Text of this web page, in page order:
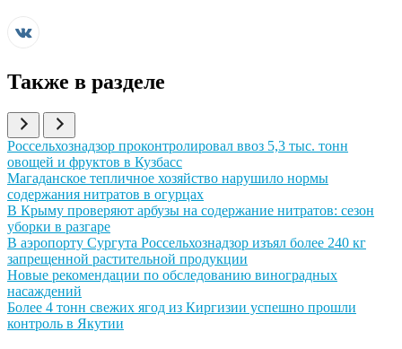
Также в разделе
Иллюстрация новости
Россельхознадзор проконтролировал ввоз 5,3 тыс. тонн
овощей и фруктов в Кузбасс
Иллюстрация новости
Магаданское тепличное хозяйство нарушило нормы
содержания нитратов в огурцах
Иллюстрация новости
В Крыму проверяют арбузы на содержание нитратов: сезон
уборки в разгаре
Иллюстрация новости
В аэропорту Сургута Россельхознадзор изъял более 240 кг
запрещенной растительной продукции
Иллюстрация новости
Новые рекомендации по обследованию виноградных
насаждений
Иллюстрация новости
Более 4 тонн свежих ягод из Киргизии успешно прошли
контроль в Якутии